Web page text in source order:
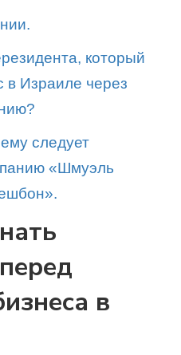
который
в Израиле через
следует
«Шмуэль
в